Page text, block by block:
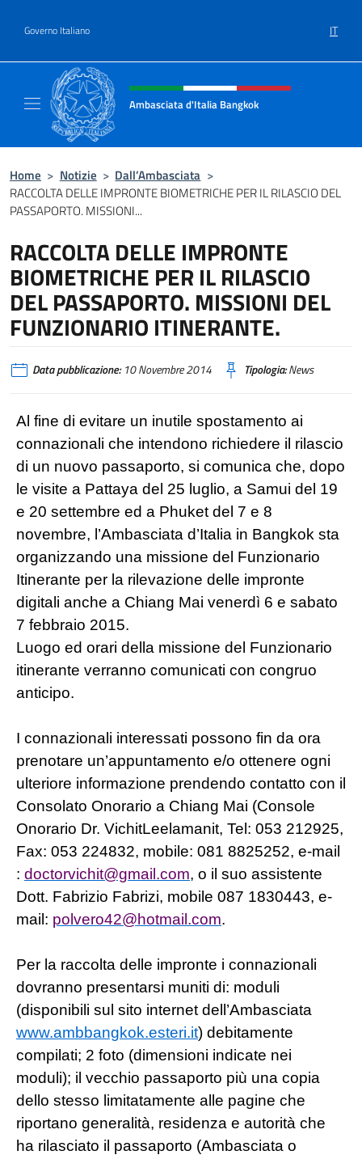
Governo Italiano IT
Intestazione sito, social e menù
Ambasciata d'Italia Bangkok
Home > Notizie > Dall’Ambasciata >
RACCOLTA DELLE IMPRONTE BIOMETRICHE PER IL RILASCIO DEL
PASSAPORTO. MISSIONI...
RACCOLTA DELLE IMPRONTE
BIOMETRICHE PER IL RILASCIO
DEL PASSAPORTO. MISSIONI DEL
FUNZIONARIO ITINERANTE.
Data pubblicazione:10 Novembre 2014 Tipologia:News
Al fine di evitare un inutile spostamento ai
connazionali che intendono richiedere il rilascio
di un nuovo passaporto, si comunica che, dopo
le visite a Pattaya del 25 luglio, a Samui del 19
e 20 settembre ed a Phuket del 7 e 8
novembre, l’Ambasciata d’Italia in Bangkok sta
organizzando una missione del Funzionario
Itinerante per la rilevazione delle impronte
digitali anche a Chiang Mai venerdì 6 e sabato
7 febbraio 2015.
Luogo ed orari della missione del Funzionario
itinerante verranno comunicati con congruo
anticipo.
I connazionali interessati possono fin da ora
prenotare un’appuntamento e/o ottenere ogni
ulteriore informazione prendendo contatto con il
Consolato Onorario a Chiang Mai (Console
Onorario Dr. VichitLeelamanit, Tel: 053 212925,
Fax: 053 224832, mobile: 081 8825252, e-mail
: doctorvichit@gmail.com, o il suo assistente
Dott. Fabrizio Fabrizi, mobile 087 1830443, e-
mail: polvero42@hotmail.com.
Per la raccolta delle impronte i connazionali
dovranno presentarsi muniti di: moduli
(disponibili sul sito internet dell’Ambasciata
www.ambbangkok.esteri.it) debitamente
compilati; 2 foto (dimensioni indicate nei
moduli); il vecchio passaporto più una copia
dello stesso limitatamente alle pagine che
riportano generalità, residenza e autorità che
ha rilasciato il passaporto (Ambasciata o